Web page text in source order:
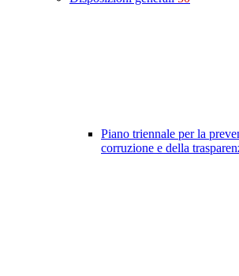
Piano triennale per la
corruzione e della